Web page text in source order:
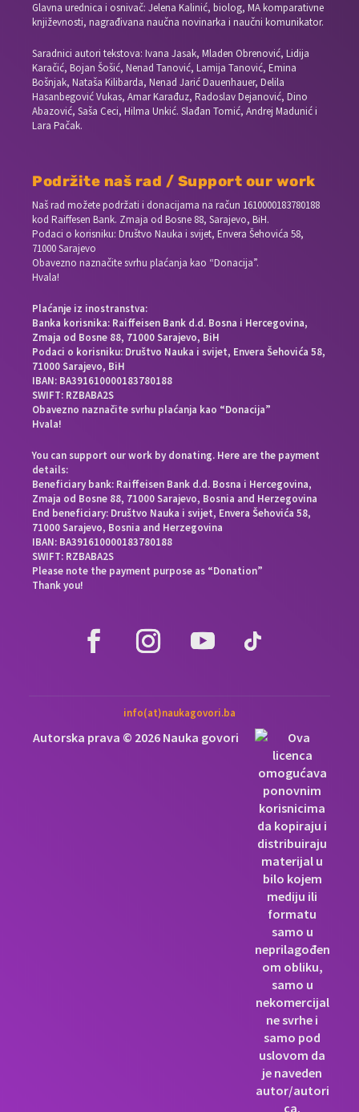
Glavna urednica i osnivač: Jelena Kalinić, biolog, MA komparativne
književnosti, nagrađivana naučna novinarka i naučni komunikator.
Saradnici autori tekstova: Ivana Jasak, Mladen Obrenović, Lidija
Karačić, Bojan Šošić, Nenad Tanović, Lamija Tanović, Emina
Bošnjak, Nataša Kilibarda, Nenad Jarić Dauenhauer, Delila
Hasanbegović Vukas, Amar Karađuz, Radoslav Dejanović, Dino
Abazović, Saša Ceci, Hilma Unkić. Slađan Tomić, Andrej Madunić i
Lara Pačak.
Podržite naš rad / Support our work
Naš rad možete podržati i donacijama na račun 1610000183780188
kod Raiffesen Bank. Zmaja od Bosne 88, Sarajevo, BiH.
Podaci o korisniku: Društvo Nauka i svijet, Envera Šehovića 58,
71000 Sarajevo
Obavezno naznačite svrhu plaćanja kao “Donacija”.
Hvala!
Plaćanje iz inostranstva:
Banka korisnika: Raiffeisen Bank d.d. Bosna i Hercegovina,
Zmaja od Bosne 88, 71000 Sarajevo, BiH
Podaci o korisniku: Društvo Nauka i svijet, Envera Šehovića 58,
71000 Sarajevo, BiH
IBAN: BA391610000183780188
SWIFT: RZBABA2S
Obavezno naznačite svrhu plaćanja kao “Donacija”
Hvala!
You can support our work by donating. Here are the payment
details:
Beneficiary bank: Raiffeisen Bank d.d. Bosna i Hercegovina,
Zmaja od Bosne 88, 71000 Sarajevo, Bosnia and Herzegovina
End beneficiary: Društvo Nauka i svijet, Envera Šehovića 58,
71000 Sarajevo, Bosnia and Herzegovina
IBAN: BA391610000183780188
SWIFT: RZBABA2S
Please note the payment purpose as “Donation”
Thank you!
info(at)naukagovori.ba
Autorska prava © 2026 Nauka govori